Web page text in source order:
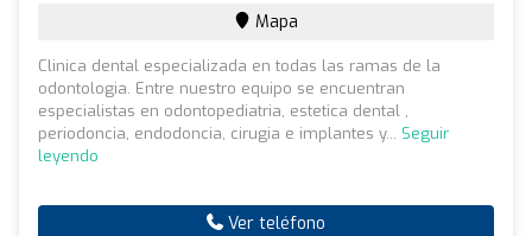
Mapa
Clinica dental especializada en todas las ramas de la
odontologia. Entre nuestro equipo se encuentran
especialistas en odontopediatria, estetica dental ,
periodoncia, endodoncia, cirugia e implantes y... Seguir
leyendo
Ver teléfono